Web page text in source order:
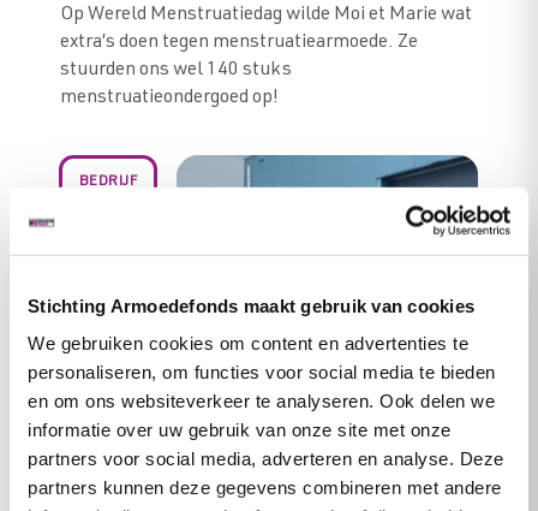
Stichting Armoedefonds maakt gebruik van cookies
We gebruiken cookies om content en advertenties te
personaliseren, om functies voor social media te bieden
en om ons websiteverkeer te analyseren. Ook delen we
informatie over uw gebruik van onze site met onze
partners voor social media, adverteren en analyse. Deze
partners kunnen deze gegevens combineren met andere
Op Wereld Menstruatiedag wilde Moi et Marie wat
extra’s doen tegen menstruatiearmoede. Ze
stuurden ons wel 140 stuks
menstruatieondergoed op!
BEDRIJF